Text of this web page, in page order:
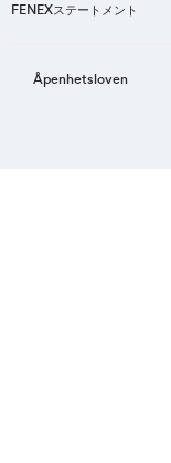
FENEXステートメント
Åpenhetsloven